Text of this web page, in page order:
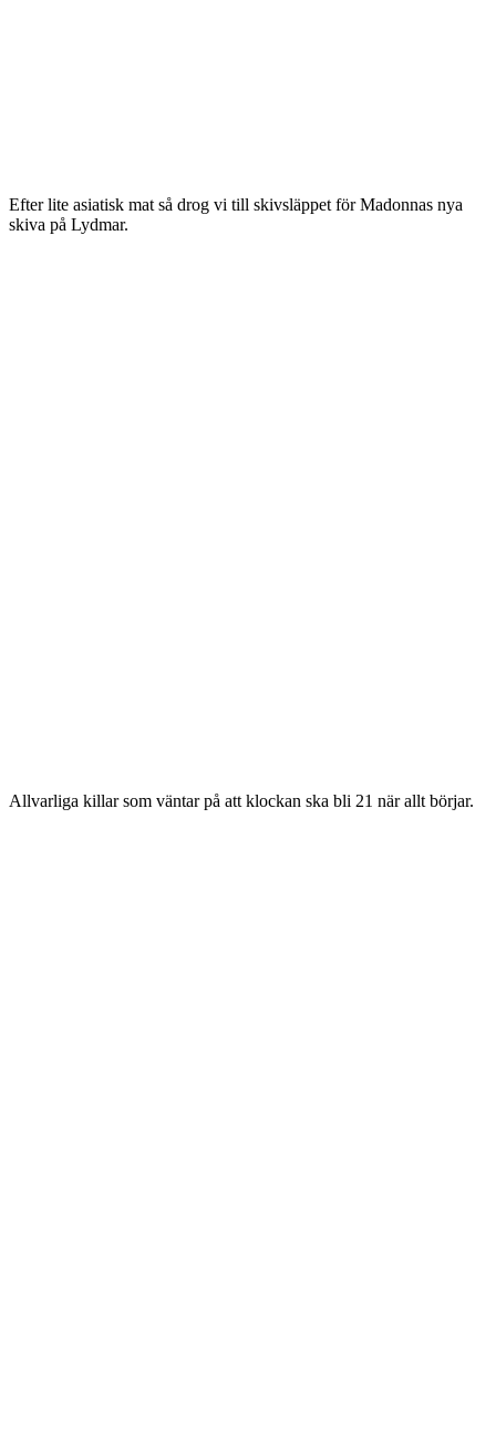
Efter lite asiatisk mat så drog vi till skivsläppet för Madonnas nya
skiva på Lydmar.
Allvarliga killar som väntar på att klockan ska bli 21 när allt börjar.